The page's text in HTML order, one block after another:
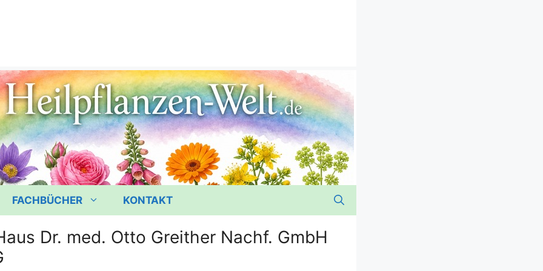
FACHBÜCHER KONTAKT
Dr. med. Otto Greither Nachf. GmbH